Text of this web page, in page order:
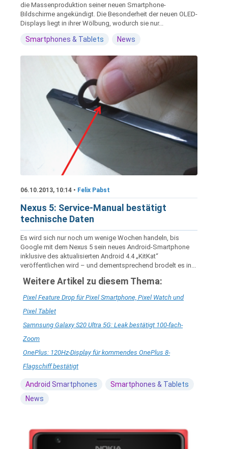
die Massenproduktion seiner neuen Smartphone-
Bildschirme angekündigt. Die Besonderheit der neuen OLED-
Displays liegt in ihrer Wölbung, wodurch sie nur...
Smartphones & Tablets News
06.10.2013, 10:14 • Felix Pabst
Nexus 5: Service-Manual bestätigt
technische Daten
Es wird sich nur noch um wenige Wochen handeln, bis
Google mit dem Nexus 5 sein neues Android-Smartphone
inklusive des aktualisierten Android 4.4 „KitKat“
veröffentlichen wird – und dementsprechend brodelt es in...
Weitere Artikel zu diesem Thema:
Pixel Feature Drop für Pixel Smartphone, Pixel Watch und
Pixel Tablet
Samnsung Galaxy S20 Ultra 5G: Leak bestätigt 100-fach-
Zoom
OnePlus: 120Hz-Display für kommendes OnePlus 8-
Flagschiff bestätigt
Android Smartphones
Smartphones & Tablets
News